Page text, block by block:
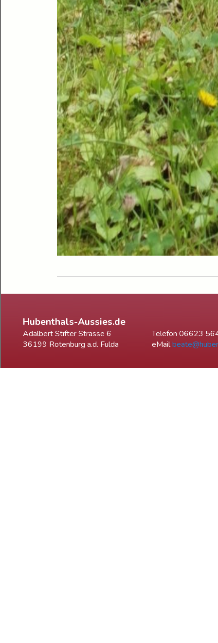
Hubenthals-Aussies.de
Adalbert Stifter Strasse 6
Telefon 06623
36199 Rotenburg a.d. Fulda
eMail